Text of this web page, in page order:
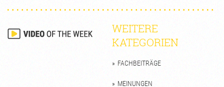
WEITERE
KATEGORIEN
FACHBEITRÄGE
MEINUNGEN